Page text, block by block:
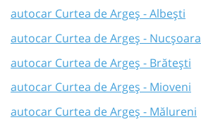
autocar Curtea de Argeș - Albești
autocar Curtea de Argeș - Nucșoara
autocar Curtea de Argeș - Brătești
autocar Curtea de Argeș - Mioveni
autocar Curtea de Argeș - Mălureni